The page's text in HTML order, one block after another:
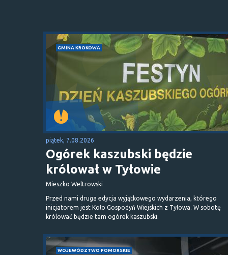
GMINA KROKOWA
piątek, 7.08.2026
Ogórek kaszubski będzie
królował w Tyłowie
Mieszko Weltrowski
Przed nami druga edycja wyjątkowego wydarzenia, którego
inicjatorem jest Koło Gospodyń Wiejskich z Tyłowa. W sobotę
królować będzie tam ogórek kaszubski.
WOJEWÓDZTWO POMORSKIE